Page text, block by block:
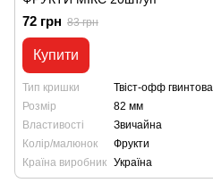
72 грн 83 грн
Купити
Тип кришки
Твіст-офф гвинтова
Розмір
82 мм
Властивості
Звичайна
Колір/малюнок
Фрукти
Країна виробник Україна